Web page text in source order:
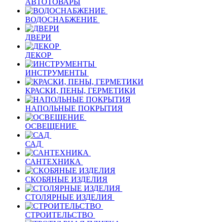
АВТОТОВАРЫ
ВОДОСНАБЖЕНИЕ
ДВЕРИ
ДЕКОР
ИНСТРУМЕНТЫ
КРАСКИ, ПЕНЫ, ГЕРМЕТИКИ
НАПОЛЬНЫЕ ПОКРЫТИЯ
ОСВЕЩЕНИЕ
САД
САНТЕХНИКА
СКОБЯНЫЕ ИЗДЕЛИЯ
СТОЛЯРНЫЕ ИЗДЕЛИЯ
СТРОИТЕЛЬСТВО